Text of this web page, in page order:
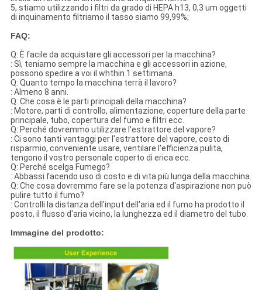
5, stiamo utilizzando i filtri da grado di HEPA h13, 0,3 um oggetti
di inquinamento filtriamo il tasso siamo 99,99%;
FAQ:
Q: È facile da acquistare gli accessori per la macchina?
: Sì, teniamo sempre la macchina e gli accessori in azione,
possono spedire a voi il whthin 1 settimana.
Q: Quanto tempo la macchina terrà il lavoro?
: Almeno 8 anni.
Q: Che cosa è le parti principali della macchina?
: Motore, parti di controllo, alimentazione, coperture della parte
principale, tubo, copertura del fumo e filtri ecc.
Q: Perché dovremmo utilizzare l'estrattore del vapore?
: Ci sono tanti vantaggi per l'estrattore del vapore, costo di
risparmio, conveniente usare, ventilare l'efficienza pulita,
tengono il vostro personale coperto di erica ecc.
Q: Perché scelga Fumego?
: Abbassi facendo uso di costo e di vita più lunga della macchina.
Q: Che cosa dovremmo fare se la potenza d'aspirazione non può
pulire tutto il fumo?
: Controlli la distanza dell'input dell'aria ed il fumo ha prodotto il
posto, il flusso d'aria vicino, la lunghezza ed il diametro del tubo.
Immagine del prodotto: